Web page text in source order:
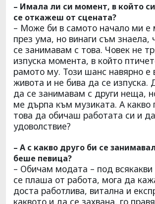
– Имала ли си момент, в който
се откажеш от сцената?
– Може би в самото начало ми е
през ума, но винаги съм знаела,
се занимавам с това. Човек не
изпуска момента, в който
рамото му. Този шанс навярно е
живота и не бива да се изпуска.
да се занимавам с други неща,
ме дърпа към музиката. А какво
това да обичаш работата си и
удоволствие?
– А с какво друго би се
беше певица?
– Обичам модата – под
се плаша от работа, мога да
доста работлива, витална и
каквото и да се захвана, го